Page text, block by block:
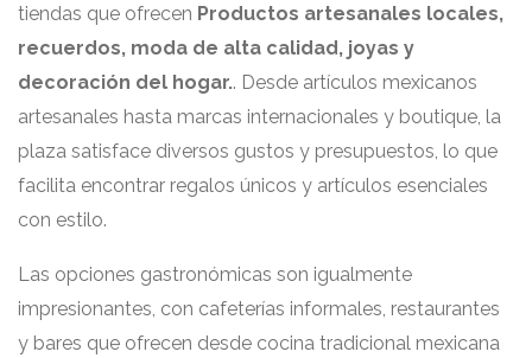
tiendas que ofrecen Productos artesanales locales,
recuerdos, moda de alta calidad, joyas y
decoración del hogar.. Desde artículos mexicanos
artesanales hasta marcas internacionales y boutique, la
plaza satisface diversos gustos y presupuestos, lo que
facilita encontrar regalos únicos y artículos esenciales
con estilo.
Las opciones gastronómicas son igualmente
impresionantes, con cafeterías informales, restaurantes
y bares que ofrecen desde cocina tradicional mexicana